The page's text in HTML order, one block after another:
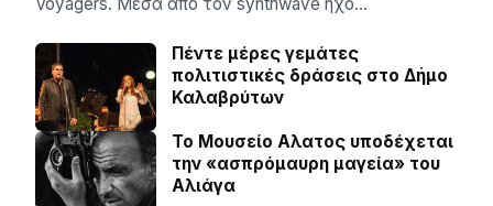
Πέντε μέρες γεμάτες
πολιτιστικές δράσεις στο Δήμο
Καλαβρύτων
Το Μουσείο Αλατος υποδέχεται
την «ασπρόμαυρη μαγεία» του
Αλιάγα